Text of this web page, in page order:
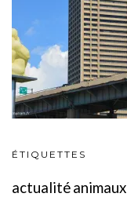
ÉTIQUETTES
actualitéanimaux